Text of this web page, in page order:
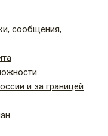
сообщения,
и за границей